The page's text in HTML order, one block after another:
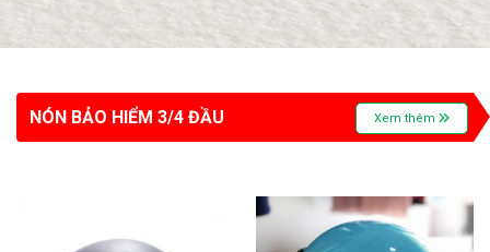
NÓN BẢO HIỂM 3/4 ĐẦU Xem thêm